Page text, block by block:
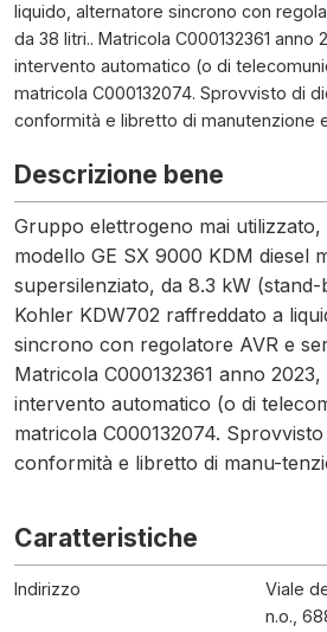
liquido, alternatore sincrono con
da 38 litri.. Matricola C000132361 anno
intervento automatico (o di
matricola C000132074. Sprovvisto di
conformità e libretto di manutenzione
Descrizione bene
Gruppo elettrogeno mai utilizzato,
modello GE SX 9000 KDM diesel
supersilenziato, da 8.3 kW
Kohler KDW702 raffreddato a
sincrono con regolatore AVR e
Matricola C000132361 anno
intervento automatico (o di
matricola C000132074.
conformità e libretto di manu-
Caratteristiche
Indirizzo
Viale
n.o.,